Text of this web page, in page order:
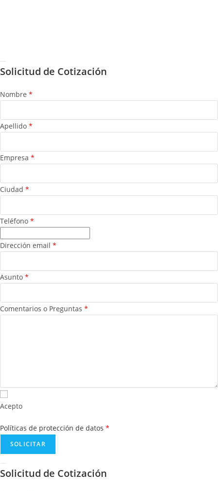
Solicitud de Cotización
Nombre *
Apellido *
Empresa *
Ciudad *
Teléfono *
Dirección email *
Asunto *
Comentarios o Preguntas *
Acepto
Políticas de protección de datos *
Solicitud de Cotización